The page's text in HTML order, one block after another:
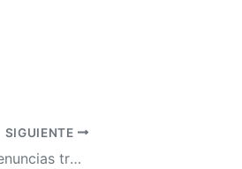
SIGUIENTE
Rasel Tomé exige renuncias tras el "desastre histórico" de las elecciones primarias